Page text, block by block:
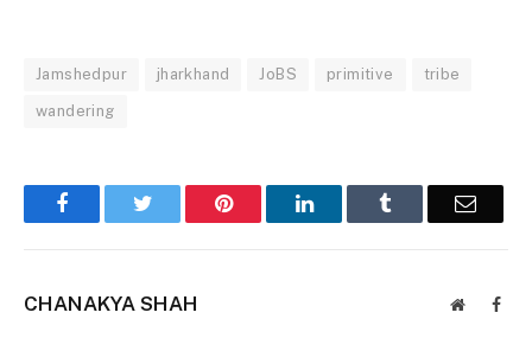
Jamshedpur jharkhand JoBS primitive tribe
wandering
FacebookTwitter Pinterest LinkedInTumblr Email
CHANAKYA SHAH Website